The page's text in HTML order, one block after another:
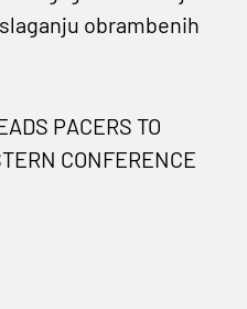
obrambenih
PACERS TO
CONFERENCE